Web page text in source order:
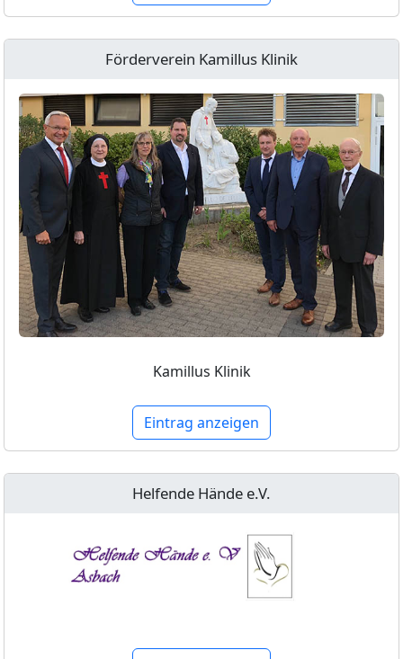
Förderverein Kamillus Klinik
Kamillus Klinik
Eintrag anzeigen
Helfende Hände e.V.